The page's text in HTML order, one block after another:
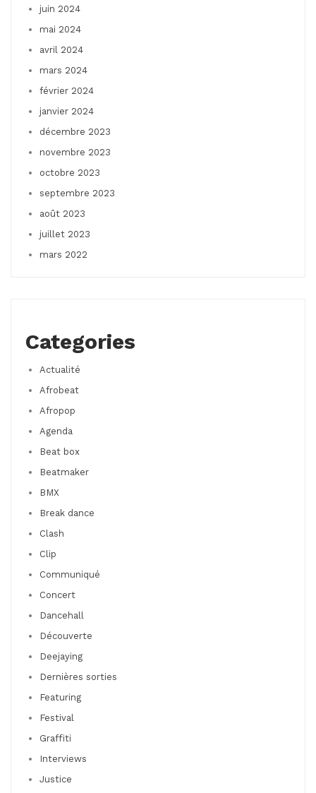
juin 2024
mai 2024
avril 2024
mars 2024
février 2024
janvier 2024
décembre 2023
novembre 2023
octobre 2023
septembre 2023
août 2023
juillet 2023
mars 2022
Categories
Actualité
Afrobeat
Afropop
Agenda
Beat box
Beatmaker
BMX
Break dance
Clash
Clip
Communiqué
Concert
Dancehall
Découverte
Deejaying
Dernières sorties
Featuring
Festival
Graffiti
Interviews
Justice